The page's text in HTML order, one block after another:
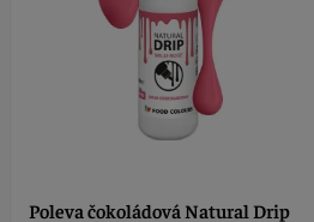
Poleva čokoládová Natural Drip